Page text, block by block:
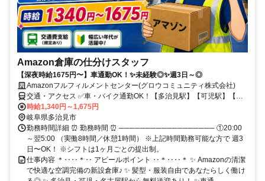
Amazon倉庫の仕分けスタッフ
【深夜時給1675円〜】車通勤OK！✨未経験◎✨週3日～◎
Amazonフルフィルメントセンター(グロウコミュニティ株式会社)
交通・アクセス ✅️車・バイク通勤OK！【多治見駅】【可児駅】【名
古屋駅】からAmazon専用無料送迎バスあり！
時給1,340円～1,675円
岐阜県多治見市
勤務時間詳細 ⏰ 勤務時間 ⏰ ────────────────── ①20:00
～翌5:00 （実働8時間／休憩1時間） ※上記時間勤務可能な方で 週3
日〜OK！ ※シフトは1ヶ月ごとの提出制。
仕事内容 ＊‥‥＊‥ アピールポイント ‥＊‥‥＊ ✨ Amazonの清潔
で快適な空調完備の新設倉庫♪ ✨ 髪型・服装自由であなたらしく働け